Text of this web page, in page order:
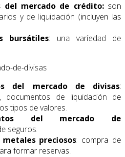
del mercado de crédito:son
y de liquidación (incluyen las
bursátiles: una variedad de
del mercado de divisas:
documentos de liquidación de
tipos de valores.
del mercado de
seguros.
preciosos: compra de
formar reservas.